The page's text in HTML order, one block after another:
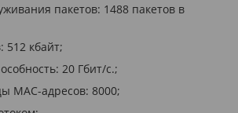
пакетов: 1488 пакетов в
512 кбайт;
20 Гбит/с.;
MAC-адресов: 8000;